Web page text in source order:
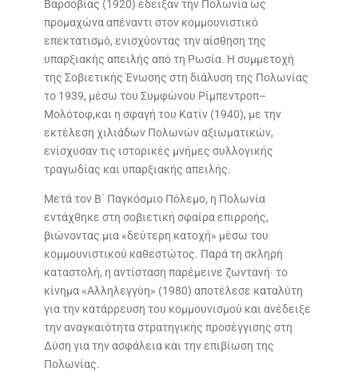
Βαρσοβίας (1920) έδειξαν την Πολωνία ως
προμαχώνα απέναντι στον κομμουνιστικό
επεκτατισμό, ενισχύοντας την αίσθηση της
υπαρξιακής απειλής από τη Ρωσία. Η συμμετοχή
της Σοβιετικής Ένωσης στη διάλυση της Πολωνίας
το 1939, μέσω του Συμφώνου Ρίμπεντροπ–
Μολότοφ,και η σφαγή του Κατίν (1940), με την
εκτέλεση χιλιάδων Πολωνών αξιωματικών,
ενίσχυσαν τις ιστορικές μνήμες συλλογικής
τραγωδίας και υπαρξιακής απειλής.
Μετά τον Β΄ Παγκόσμιο Πόλεμο, η Πολωνία
εντάχθηκε στη σοβιετική σφαίρα επιρροής,
βιώνοντας μια «δεύτερη κατοχή» μέσω του
κομμουνιστικού καθεστώτος. Παρά τη σκληρή
καταστολή, η αντίσταση παρέμεινε ζωντανή· το
κίνημα «Αλληλεγγύη» (1980) αποτέλεσε καταλύτη
για την κατάρρευση του κομμουνισμού και ανέδειξε
την αναγκαιότητα στρατηγικής προσέγγισης στη
Δύση για την ασφάλεια και την επιβίωση της
Πολωνίας.